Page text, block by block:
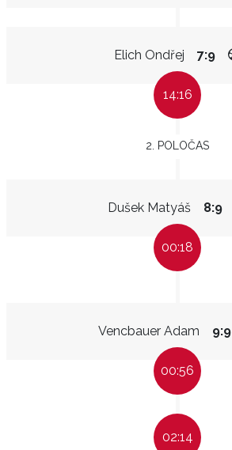
Elich Ondřej 7:9
14:16
2. POLOČAS
Dušek Matyáš 8:9
00:18
Vencbauer Adam 9:9
00:56
02:14